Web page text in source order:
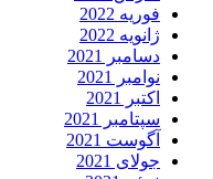
فوریه 2022
ژانویه 2022
دسامبر 2021
نوامبر 2021
اکتبر 2021
سپتامبر 2021
آگوست 2021
جولای 2021